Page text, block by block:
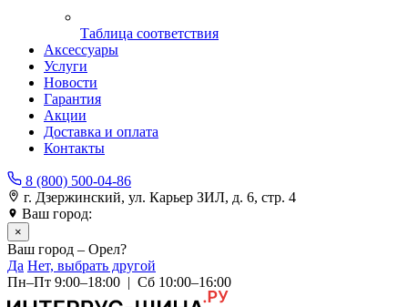
Таблица соответствия
Аксессуары
Услуги
Новости
Гарантия
Акции
Доставка и оплата
Контакты
8 (800) 500-04-86
г. Дзержинский, ул. Карьер ЗИЛ, д. 6, стр. 4
Ваш город:
×
Ваш город – Орел?
Да Нет, выбрать другой
Пн–Пт 9:00–18:00 | Сб 10:00–16:00